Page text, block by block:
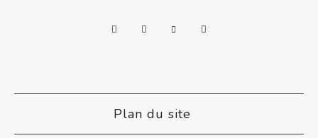
Plan du site